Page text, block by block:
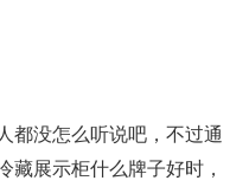
没怎么听说吧，不过通
藏展示柜什么牌子好时，